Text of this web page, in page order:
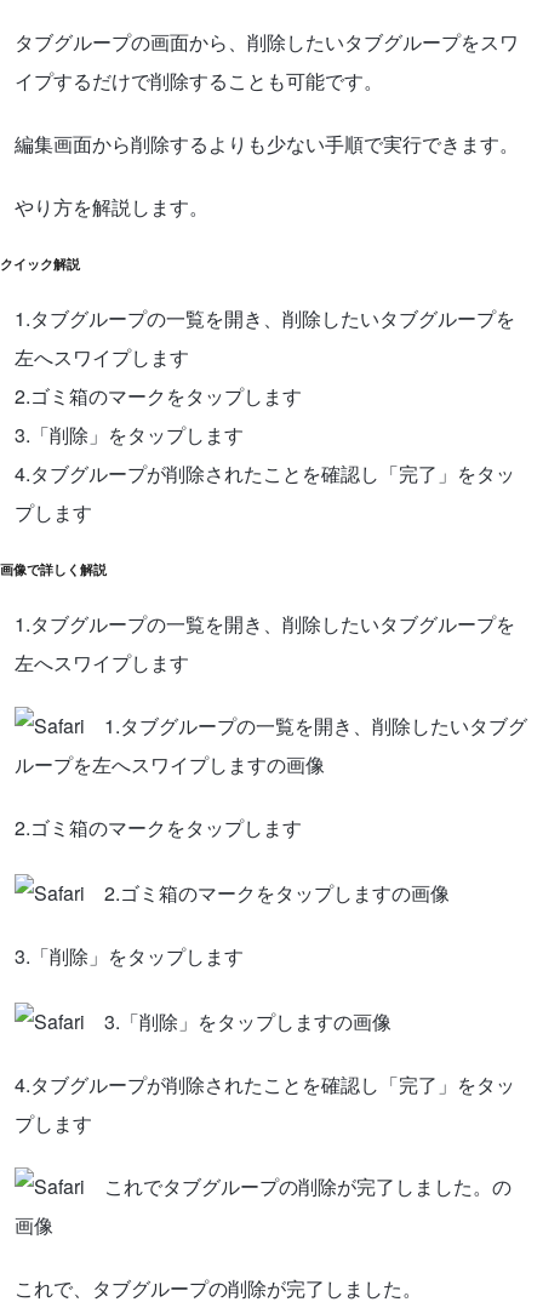
タブグループの画面から、削除したいタブグループをスワ
イプするだけで削除することも可能です。
編集画面から削除するよりも少ない手順で実行できます。
やり方を解説します。
クイック解説
1.タブグループの一覧を開き、削除したいタブグループを
左へスワイプします
2.ゴミ箱のマークをタップします
3.「削除」をタップします
4.タブグループが削除されたことを確認し「完了」をタッ
プします
画像で詳しく解説
1.タブグループの一覧を開き、削除したいタブグループを
左へスワイプします
2.ゴミ箱のマークをタップします
3.「削除」をタップします
4.タブグループが削除されたことを確認し「完了」をタッ
プします
これで、タブグループの削除が完了しました。